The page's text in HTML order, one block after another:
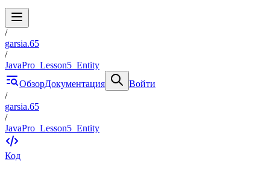
/
garsia.65
/
JavaPro_Lesson5_Entity
ОбзорДокументация
Войти
/
garsia.65
/
JavaPro_Lesson5_Entity
Код